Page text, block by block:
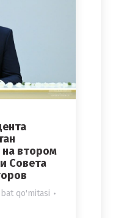
втором
Совета
qo'mitasi